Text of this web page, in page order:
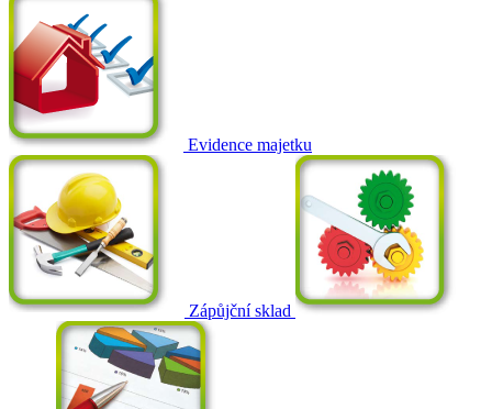
Evidence majetku
Zápůjční sklad